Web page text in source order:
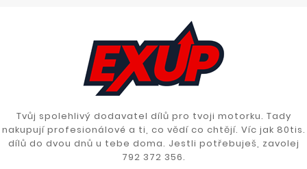
Tvůj spolehlivý dodavatel dílů pro tvoji motorku. Tady
nakupují profesionálové a ti, co vědí co chtějí. Víc jak 80tis.
dílů do dvou dnů u tebe doma. Jestli potřebuješ, zavolej
792 372 356.